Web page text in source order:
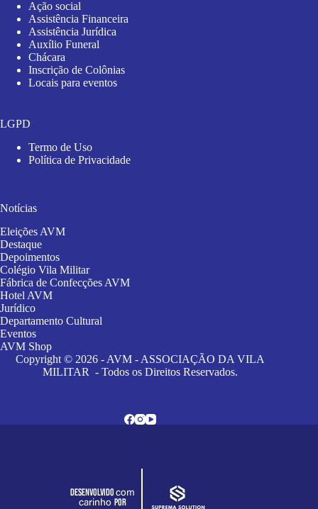
Ação social
Assistência Financeira
Assistência Jurídica
Auxílio Funeral
Chácara
Inscrição de Colônias
Locais para eventos
LGPD
Termo de Uso
Política de Privacidade
Notícias
Eleições AVM
Destaque
Depoimentos
Colégio Vila Militar
Fábrica de Confecções AVM
Hotel AVM
Jurídico
Departamento Cultural
Eventos
AVM Shop
Copyright © 2026 - AVM - ASSOCIAÇÃO DA VILA
MILITAR - Todos os Direitos Reservados.